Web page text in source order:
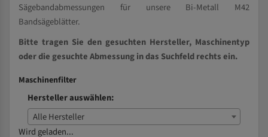
Sägebandabmessungen für unsere Bi-Metall M42
Bandsägeblätter.
Bitte tragen Sie den gesuchten Hersteller, Maschinentyp
oder die gesuchte Abmessung in das Suchfeld rechts ein.
Maschinenfilter
Hersteller auswählen:
Alle Hersteller
Wird geladen...